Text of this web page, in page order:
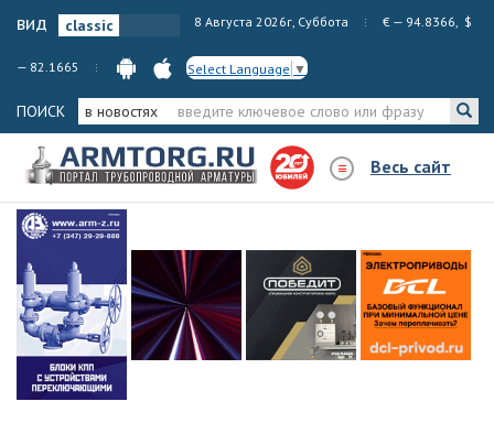
вид 8 Августа 2026г, Суббота € — 94.8366, $
— 82.1665 Select Language ▼
ПОИСК в новостях
Весь сайт